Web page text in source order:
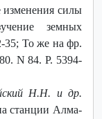
силы
земных
35; То же на фр.
N 84. P. 5394-
Н.Н. и др.
станции Алма-